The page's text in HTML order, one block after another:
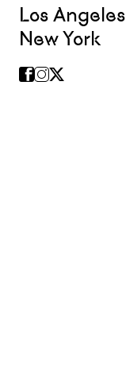
Los Angeles
New York